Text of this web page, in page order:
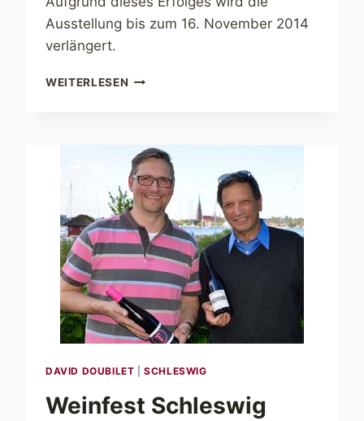
Ausstellung bis zum 16. November 2014
verlängert.
WEITERLESEN DAVID
AUSSTELLUNG
BIS
ZUM
16.
NOVEMBER
2014
VERLÄNGERT!
DAVID DOUBILET |SCHLESWIG
Weinfest Schleswig